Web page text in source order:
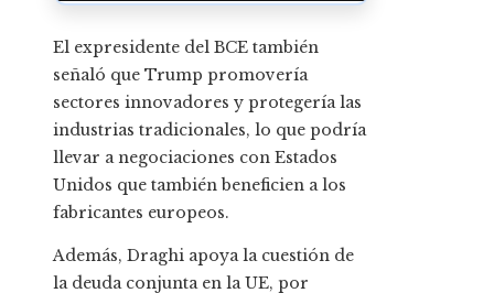
El expresidente del BCE también
señaló que Trump promovería
sectores innovadores y protegería las
industrias tradicionales, lo que podría
llevar a negociaciones con Estados
Unidos que también beneficien a los
fabricantes europeos.
Además, Draghi apoya la cuestión de
la deuda conjunta en la UE, por